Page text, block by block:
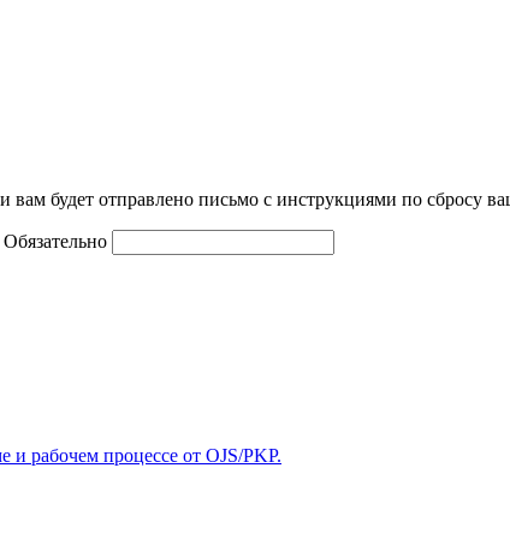
будет отправлено письмо с инструкциями по сбросу
Обязательно